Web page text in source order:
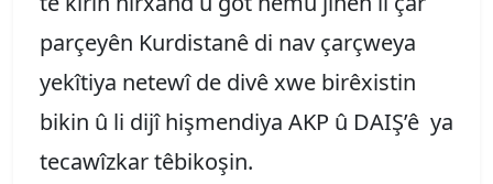
parçeyên Kurdistanê di nav çarçweya
yekîtiya netewî de divê xwe birêxistin
bikin û li dijî hişmendiya AKP û DAIŞ’ê ya
tecawîzkar têbikoşin.